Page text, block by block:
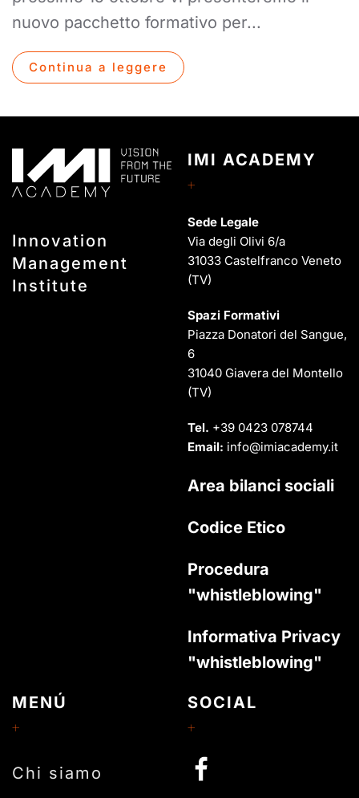
nuovo pacchetto formativo per...
Continua a leggere
Innovation
Management
Institute
IMI ACADEMY
Sede Legale
Via degli Olivi 6/a
31033 Castelfranco Veneto
(TV)
Spazi Formativi
Piazza Donatori del Sangue,
6
31040 Giavera del Montello
(TV)
Tel. +39 0423 078744
Email: info@imiacademy.it
Area bilanci sociali
Codice Etico
Procedura
"whistleblowing"
Informativa Privacy
"whistleblowing"
MENÚ
Chi siamo
SOCIAL